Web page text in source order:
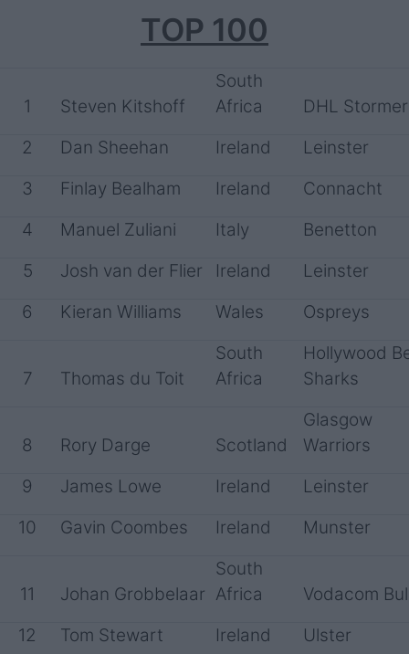
TOP 100
1 Steven Kitshoff
South
Africa
DHL
2
Dan Sheehan Ireland
Leinster
3
Finlay Bealham Ireland
Connacht
4
Manuel Zuliani Italy
Benetton
5
Josh van der Flier Ireland
Leinster
6
Kieran Williams Wales Ospreys
7 Thomas du Toit
South
Africa
Hollywood
Sharks
8 Rory Darge Scotland
Glasgow
Warriors
9
James Lowe Ireland
Leinster
10
Gavin Coombes Ireland Munster
11 Johan Grobbelaar
South
Africa
Vodacom
12
Tom Stewart Ireland
Ulster